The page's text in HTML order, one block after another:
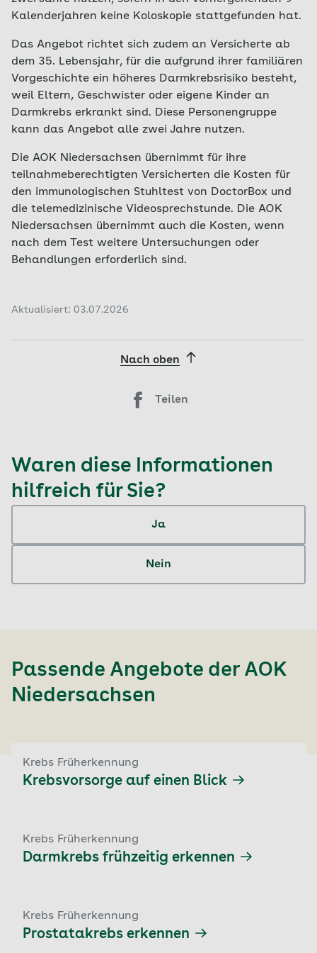
Kalenderjahren keine Koloskopie stattgefunden hat.
Das Angebot richtet sich zudem an Versicherte ab
dem 35. Lebensjahr, für die aufgrund ihrer familiären
Vorgeschichte ein höheres Darmkrebsrisiko besteht,
weil Eltern, Geschwister oder eigene Kinder an
Darmkrebs erkrankt sind. Diese Personengruppe
kann das Angebot alle zwei Jahre nutzen.
Die AOK Niedersachsen übernimmt für ihre
teilnahmeberechtigten Versicherten die Kosten für
den immunologischen Stuhltest von DoctorBox und
die telemedizinische Videosprechstunde. Die AOK
Niedersachsen übernimmt auch die Kosten, wenn
nach dem Test weitere Untersuchungen oder
Behandlungen erforderlich sind.
Aktualisiert: 03.07.2026
Nach oben
Teilen
Waren diese Informationen
hilfreich für Sie?
Ja
Nein
Passende Angebote der AOK
Niedersachsen
Krebs Früherkennung
Krebsvorsorge auf einen Blick
Krebs Früherkennung
Darmkrebs frühzeitig erkennen
Krebs Früherkennung
Prostatakrebs erkennen